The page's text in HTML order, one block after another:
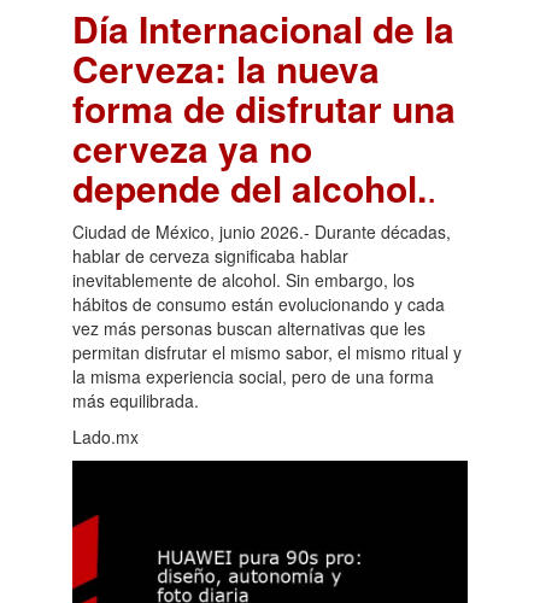
Día Internacional de la
Cerveza: la nueva
forma de disfrutar una
cerveza ya no
depende del alcohol..
Ciudad de México, junio 2026.- Durante décadas,
hablar de cerveza significaba hablar
inevitablemente de alcohol. Sin embargo, los
hábitos de consumo están evolucionando y cada
vez más personas buscan alternativas que les
permitan disfrutar el mismo sabor, el mismo ritual y
la misma experiencia social, pero de una forma
más equilibrada.
Lado.mx